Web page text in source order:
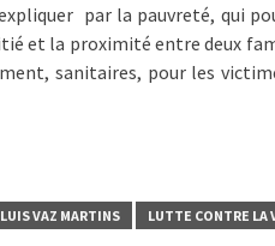
par la pauvreté, qui
et la proximité entre deux
sanitaires, pour les
LUIS VAZ MARTINS LUTTE CONTRE LA